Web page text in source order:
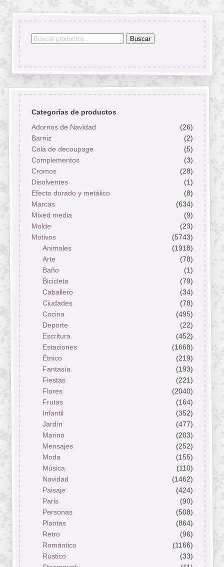
Buscar
Buscar
Categorías de productos
Adornos de Navidad
(26)
Barniz
(2)
Cola de decoupage
(5)
Complementos
(3)
Cromos
(28)
Disolventes
(1)
Efecto dorado y metálico
(8)
Marcas
(634)
Mixed media
(9)
Molde
(23)
Motivos
(5743)
Animales
(1918)
Arte
(78)
Baño
(1)
Bicicleta
(79)
Caballero
(34)
Ciudades
(78)
Cocina
(495)
Deporte
(22)
Escritura
(452)
Estaciones
(1668)
Étnico
(219)
Fantasía
(193)
Fiestas
(221)
Flores
(2040)
Frutas
(164)
Infantil
(352)
Jardín
(477)
Marino
(203)
Mensajes
(252)
Moda
(155)
Música
(110)
Navidad
(1462)
Paisaje
(424)
Paris
(90)
Personas
(508)
Plantas
(864)
Retro
(96)
Romántico
(1166)
Rústico
(33)